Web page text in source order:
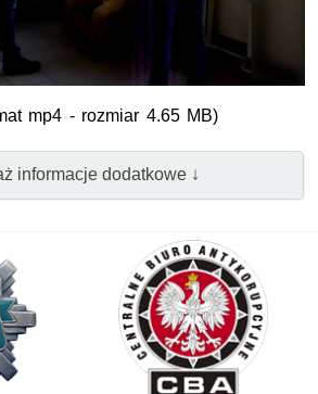
wideo
mp4 - rozmiar 4.65 MB)
informacje dodatkowe ↓